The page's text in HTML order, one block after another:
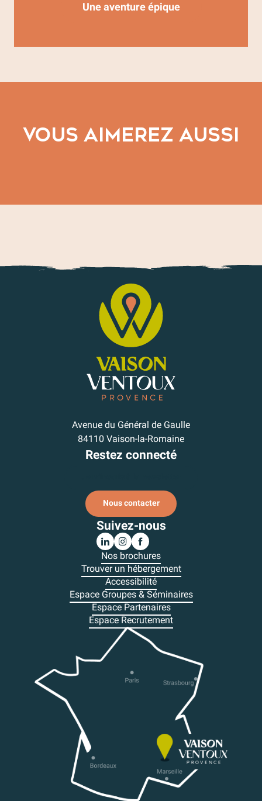
Une aventure épique
VOUS AIMEREZ AUSSI
Avenue du Général de Gaulle
84110 Vaison-la-Romaine
Restez connecté
Nous contacter
Suivez-nous
Nos brochures
Trouver un hébergement
Accessibilité
Espace Groupes & Séminaires
Espace Partenaires
Espace Recrutement